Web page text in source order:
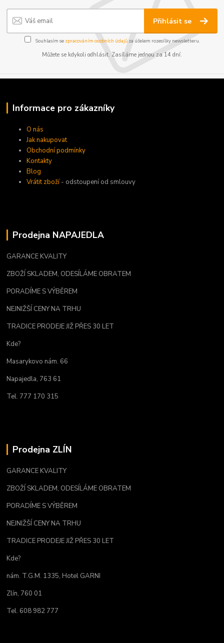
Přihlásit se
Souhlasím se zpracováním osobních údajůza účelem rozesílky newsletteru.
Můžete se kdykoli odhlásit. Zasíláme jednou za 14 dní.
Informace pro zákazníky
O nás
Jak nakupovat
Obchodní podmínky
Kontakty
Blog
Vrátit zboží- odstoupení od smlouvy
Prodejna NAPAJEDLA
GARANCE KVALITY
ZBOŽÍ SKLADEM, ODESÍLÁME OBRATEM
PORADÍME S VÝBĚREM
NEJNIŽŠÍ CENY NA TRHU
TRADICE PRODEJE JIŽ PŘES 30 LET
Kde?
Masarykovo nám. 66
Napajedla, 763 61
Tel. 777 170 315
Prodejna ZLÍN
GARANCE KVALITY
ZBOŽÍ SKLADEM, ODESÍLÁME OBRATEM
PORADÍME S VÝBĚREM
NEJNIŽŠÍ CENY NA TRHU
TRADICE PRODEJE JIŽ PŘES 30 LET
Kde?
nám. T.G.M. 1335, Hotel GARNI
Zlín, 760 01
Tel. 608 982 777